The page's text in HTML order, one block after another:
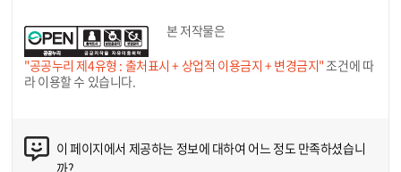
본 저작물은
"공공누리 제4유형 : 출처표시 + 상업적 이용금지 + 변경금지" 조건에 따
라 이용할 수 있습니다.
이 페이지에서 제공하는 정보에 대하여 어느 정도 만족하셨습니
까?